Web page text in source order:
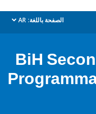
الصفحة باللغة: AR
dropdown
BiH